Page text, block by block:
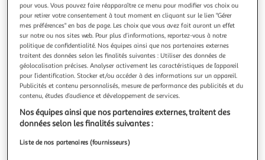
APPROCHE PRATIQUE DE LA MEDECINE DU TRAVAIL,
Gbikpi Le Ligné Christelle
La nouvelle collection Guide pratique de l'Interne a été
créée à partir de plusieurs constats simples : D'une part, la
difficulté des internes en début d'Internat qui passent du
statut d'observateur étudiant au statut d'acteur et de
prescripteur . D'autre part, la nécessité pour un intern
En savoir +
Vous voulez connaître le prix de ce produit ?
Afficher le prix
pour vous. Vous pouvez faire réapparaître ce menu pour modifier vos choix ou
pour retirer votre consentement à tout moment en cliquant sur le lien "Gérer
mes préférences" en bas de page. Les choix que vous avez fait auront un effet
sur notre ou nos sites web. Pour plus d’informations, reportez-vous à notre
politique de confidentialité. Nos équipes ainsi que nos partenaires externes
traitent des données selon les finalités suivantes : Utiliser des données de
géolocalisation précises. Analyser activement les caractéristiques de l’appareil
pour l’identification. Stocker et/ou accéder à des informations sur un appareil.
Publicités et contenu personnalisés, mesure de performance des publicités et du
contenu, études d’audience et développement de services.
Nos équipes ainsi que nos partenaires externes, traitent des
données selon les finalités suivantes :
Liste de nos partenaires (fournisseurs)